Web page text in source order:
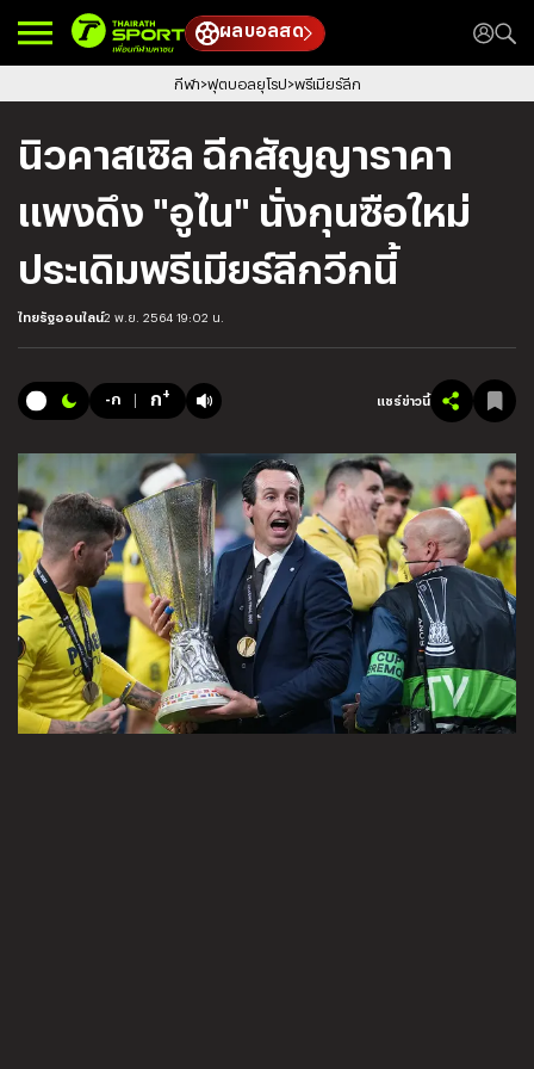
ผลบอลสด
กีฬา ฟุตบอลยุโรป พรีเมียร์ลีก
นิวคาสเซิล ฉีกสัญญาราคา
แพงดึง "อูไน" นั่งกุนซือใหม่
ประเดิมพรีเมียร์ลีกวีกนี้
ไทยรัฐออนไลน์2 พ.ย. 2564 19:02 น.
-ก ก+ แชร์ข่าวนี้